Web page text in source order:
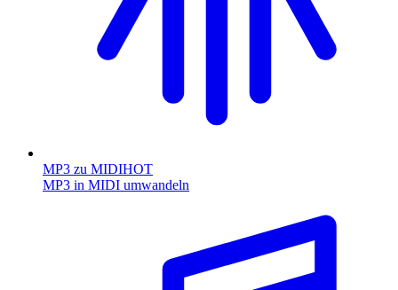
MP3 zu MIDIHOT
MP3 in MIDI umwandeln